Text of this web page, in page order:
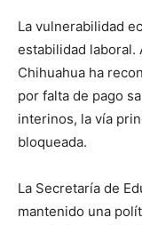
La vulnerabilidad
estabilidad laboral.
Chihuahua ha
por falta de pago
interinos, la vía
bloqueada.
La Secretaría de
mantenido una